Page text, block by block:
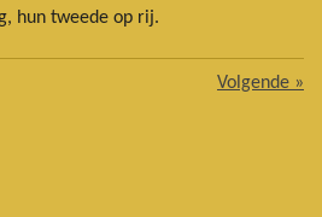
hun tweede op rij.
Volgende »